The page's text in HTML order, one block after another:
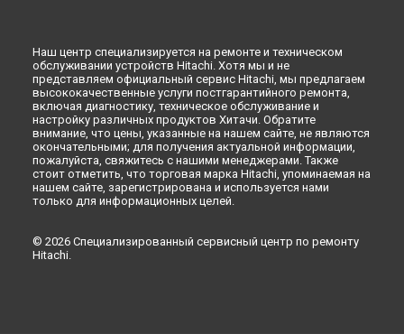
Ремонт холодильника R-V660PUC3KPWH Hitachi в
Новокузнецке
Ремонт холодильника R-V660PUC3KPWH Hitachi вРязани
Ремонт холодильника R-V660PUC3KPWH Hitachi в
Астрахани
Ремонт холодильника R-V660PUC3KPWH Hitachi в
Набережных Челнах
Ремонт холодильника R-V660PUC3KPWH Hitachi вЛипецке
Наш центр специализируется на ремонте и техническом
обслуживании устройств Hitachi. Хотя мы и не
представляем официальный сервис Hitachi, мы предлагаем
высококачественные услуги постгарантийного ремонта,
включая диагностику, техническое обслуживание и
настройку различных продуктов Хитачи. Обратите
внимание, что цены, указанные на нашем сайте, не являются
окончательными; для получения актуальной информации,
пожалуйста, свяжитесь с нашими менеджерами. Также
стоит отметить, что торговая марка Hitachi, упоминаемая на
нашем сайте, зарегистрирована и используется нами
только для информационных целей.
© 2026 Специализированный сервисный центр по ремонту
Hitachi.